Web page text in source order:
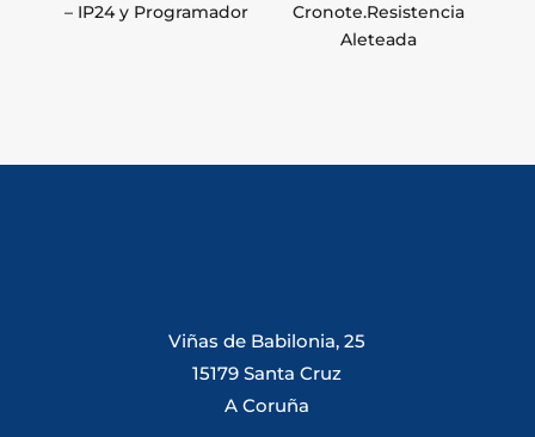
– IP24 y Programador
Cronote.Resistencia
Aleteada
Viñas de Babilonia, 25
15179 Santa Cruz
A Coruña